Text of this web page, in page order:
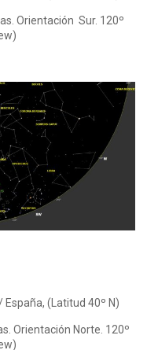
Orientación Sur. 120º
(Latitud 40º N)
Orientación Norte. 120º